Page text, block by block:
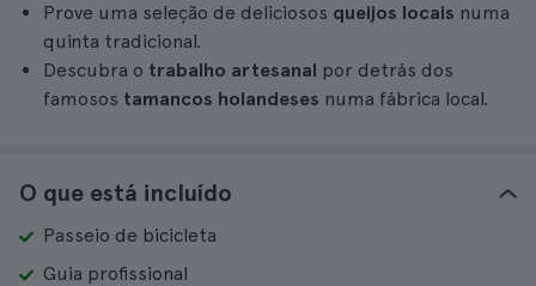
Prove uma seleção de deliciosos queijos locais numa
quinta tradicional.
Descubra o trabalho artesanal por detrás dos
famosos tamancos holandeses numa fábrica local.
O que está incluído
Passeio de bicicleta
Guia profissional